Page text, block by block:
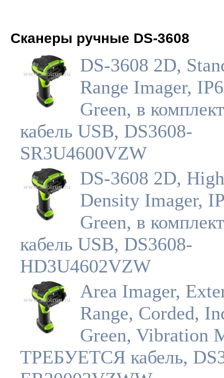
Сканеры ручные DS-3608
DS-3608 2D,
Range Imager,
Green, в
кабель USB, DS3608-
SR3U4600VZW
DS-3608 2D, High
Density Imager,
Green, в
кабель USB, DS3608-
HD3U4602VZW
Area Imager,
Range, Corded,
Green, Vibration
ТРЕБУЕТСЯ кабель,